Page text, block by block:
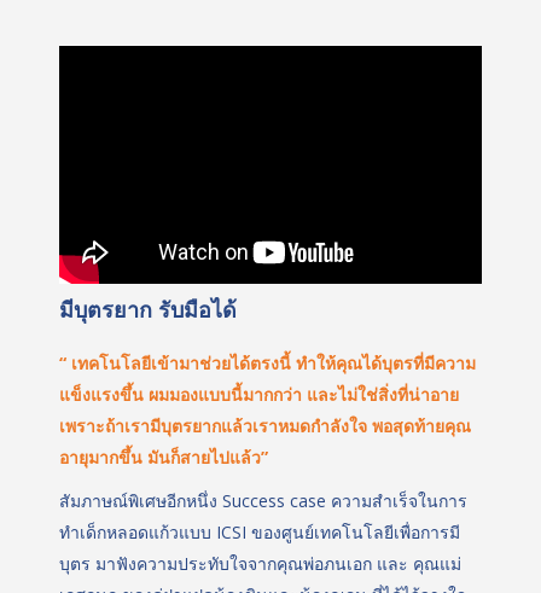
มีบุตรยาก รับมือได้
“ เทคโนโลยีเข้ามาช่วยได้ตรงนี้ ทำให้คุณได้บุตรที่มีความ
แข็งแรงขึ้น ผมมองแบบนี้มากกว่า และไม่ใช่สิ่งที่น่าอาย
เพราะถ้าเรามีบุตรยากแล้วเราหมดกำลังใจ พอสุดท้ายคุณ
อายุมากขึ้น มันก็สายไปแล้ว”
สัมภาษณ์พิเศษอีกหนึ่ง Success case ความสำเร็จในการ
ทำเด็กหลอดแก้วแบบ ICSI ของศูนย์เทคโนโลยีเพื่อการมี
บุตร มาฟังความประทับใจจากคุณพ่อภนเอก และ คุณแม่